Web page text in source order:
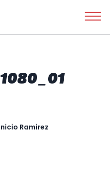
Ramirez